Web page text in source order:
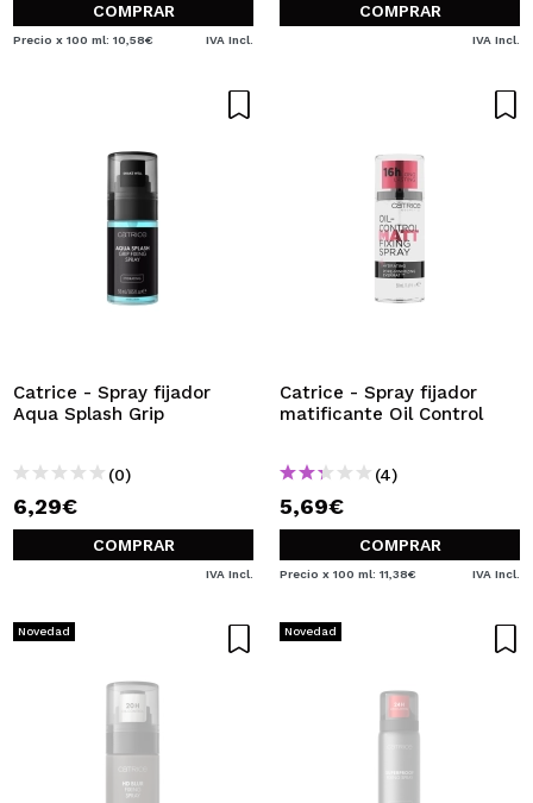
COMPRAR
Precio x 100 ml: 10,58€ IVA Incl.
COMPRAR
IVA Incl.
Catrice - Spray fijador
Aqua Splash Grip
(0)
6,29€
COMPRAR
IVA Incl.
Catrice - Spray fijador
matificante Oil Control
(4)
5,69€
COMPRAR
Precio x 100 ml: 11,38€ IVA Incl.
Novedad Novedad